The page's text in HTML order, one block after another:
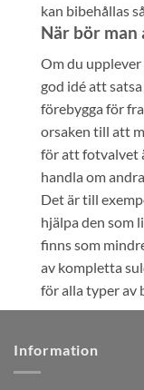
kan bibehållas
När bör man
Om du
god idé att
förebygga för
orsaken till att
för att fotvalvet
handla om
Det är till
hjälpa den som
finns som
av kompletta
för alla typer av
Information